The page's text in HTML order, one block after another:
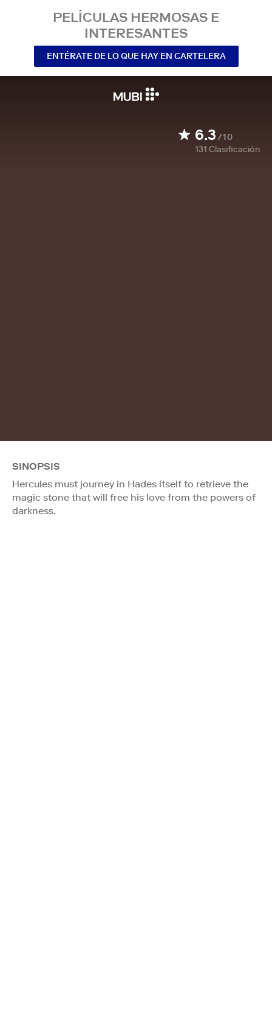
PELÍCULAS HERMOSAS E
INTERESANTES
ENTÉRATE DE LO QUE HAY EN CARTELERA
6.3/10
131 Clasificación
SINOPSIS
Hercules must journey in Hades itself to retrieve the
magic stone that will free his love from the powers of
darkness.